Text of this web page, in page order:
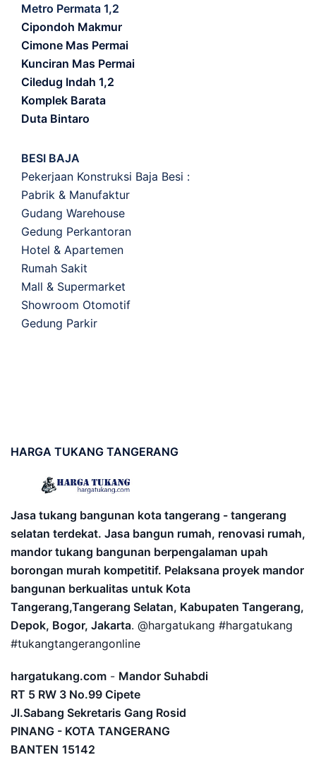
Metro Permata 1,2
Cipondoh Makmur
Cimone Mas Permai
Kunciran Mas Permai
Ciledug Indah 1,2
Komplek Barata
Duta Bintaro
BESI BAJA
Pekerjaan Konstruksi Baja Besi :
Pabrik & Manufaktur
Gudang Warehouse
Gedung Perkantoran
Hotel & Apartemen
Rumah Sakit
Mall & Supermarket
Showroom Otomotif
Gedung Parkir
HARGA TUKANG TANGERANG
Jasa tukang bangunan kota tangerang - tangerang
selatan terdekat. Jasa bangun rumah, renovasi rumah,
mandor tukang bangunan berpengalaman upah
borongan murah kompetitif. Pelaksana proyek mandor
bangunan berkualitas untuk Kota
Tangerang,Tangerang Selatan, Kabupaten Tangerang,
Depok, Bogor, Jakarta. @hargatukang #hargatukang
#tukangtangerangonline
hargatukang.com - Mandor Suhabdi
RT 5 RW 3 No.99 Cipete
Jl.Sabang Sekretaris Gang Rosid
PINANG - KOTA TANGERANG
BANTEN 15142